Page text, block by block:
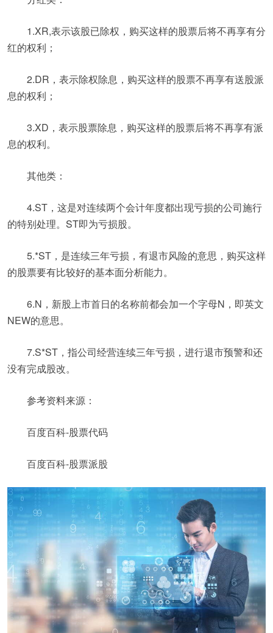
1.XR,表示该股已除权，购买这样的股票后将不再享有分
红的权利；
2.DR，表示除权除息，购买这样的股票不再享有送股派
息的权利；
3.XD，表示股票除息，购买这样的股票后将不再享有派
息的权利。
其他类：
4.ST，这是对连续两个会计年度都出现亏损的公司施行
的特别处理。ST即为亏损股。
5.*ST，是连续三年亏损，有退市风险的意思，购买这样
的股票要有比较好的基本面分析能力。
6.N，新股上市首日的名称前都会加一个字母N，即英文
NEW的意思。
7.S*ST，指公司经营连续三年亏损，进行退市预警和还
没有完成股改。
参考资料来源：
百度百科-股票代码
百度百科-股票派股